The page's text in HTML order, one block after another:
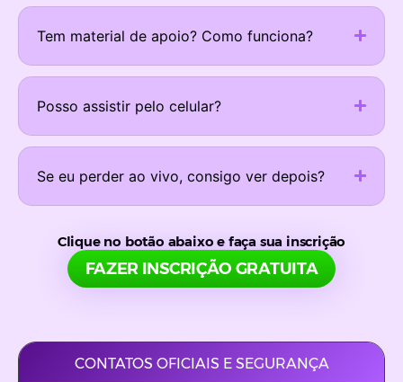
Tem material de apoio? Como funciona?
Posso assistir pelo celular?
Se eu perder ao vivo, consigo ver depois?
Clique no botão abaixo e faça sua inscrição
FAZER INSCRIÇÃO GRATUITA
CONTATOS OFICIAIS E SEGURANÇA